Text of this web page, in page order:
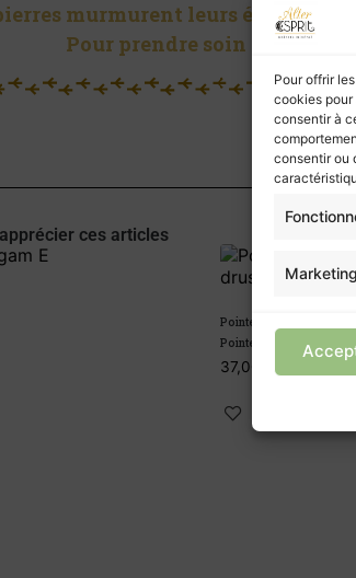
Pour offrir
cookies
consentir à
consentir ou
Marketing
murmurent leurs énergies à
Pour prendre soin de vous,
ces articles
Pointe prisme Agate
Pointe prisme Agate
37,00